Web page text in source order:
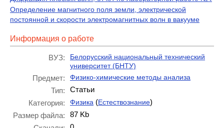
Определение магнитного поля земли, электрической
постоянной и скорости электромагнитных волн в вакууме
Информация о работе
ВУЗ:
Белорусский национальный технический
университет (БНТУ)
Предмет: Физико-химические методы анализа
Тип:
Статьи
Категория:
Физика (Естествознание)
Размер файла:
87 Kb